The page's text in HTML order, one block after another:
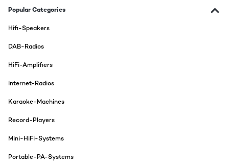
spiekers hadden iets langer gemogen die zijn erg kort.
Amazon-gebruiker
zweiten Blick hält sie dann doch nicht stand.Es ist nicht immer
der Rundungen.Bei den Satelliten sitzen die Verblendungen der
doch selbst bei meiner uralten 2.1 Anlage Made in Indien, wurde
sauber gearbeitet.Kabel der hinteren Satelliten, wie durch alle
bemessen.Eigentlich die Kabel aller Satelliten sind zu kurz
Popular Categories
Hifi-Speakers
DAB-Radios
HiFi-Amplifiers
Internet-Radios
Karaoke-Machines
Record-Players
Mini-HiFi-Systems
Portable-PA-Systems